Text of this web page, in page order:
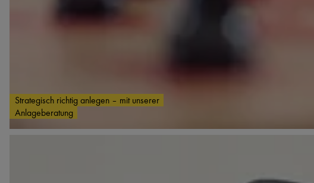
Strategisch richtig anlegen – mit unserer
Anlageberatung